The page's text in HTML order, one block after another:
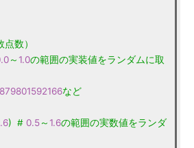
数）
～1.0の範囲の実装値をランダムに取
など
) # 0.5～1.6の範囲の実数値をランダ